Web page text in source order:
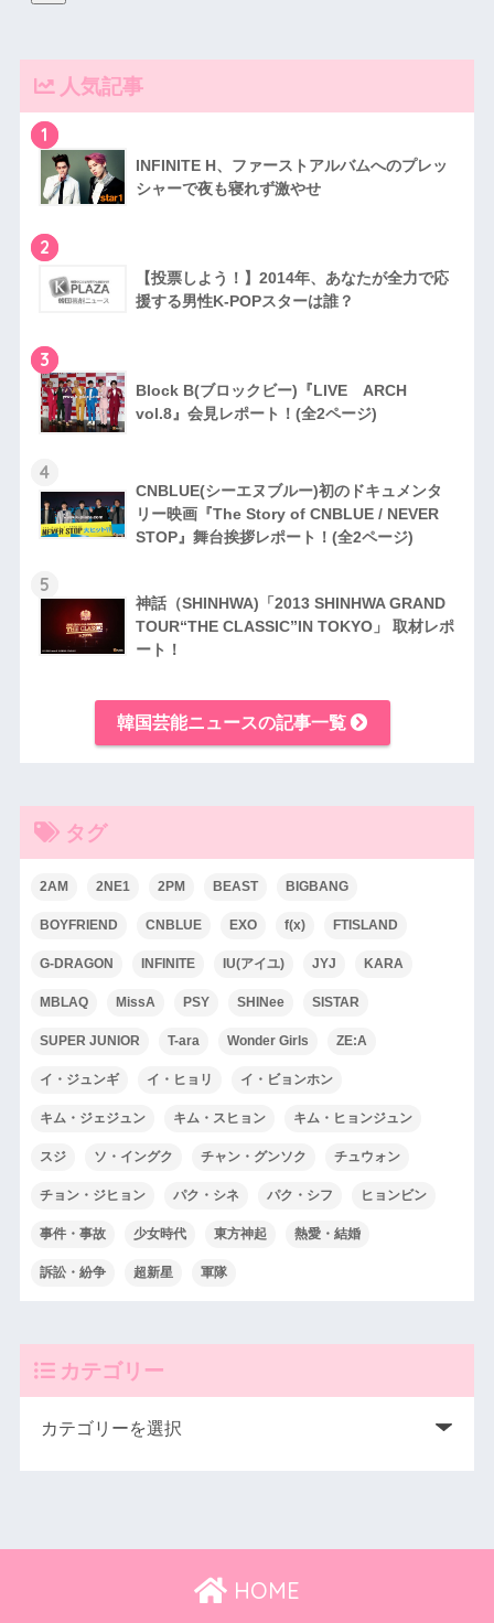
人気記事
1
INFINITE H、ファーストアルバムへのプレッ
シャーで夜も寝れず激やせ
2
【投票しよう！】2014年、あなたが全力で応
援する男性K-POPスターは誰？
3
Block B(ブロックビー)『LIVE ARCH
vol.8』会見レポート！(全2ページ)
4
CNBLUE(シーエヌブルー)初のドキュメンタ
リー映画『The Story of CNBLUE / NEVER
STOP』舞台挨拶レポート！(全2ページ)
5
神話（SHINHWA)「2013 SHINHWA GRAND
TOUR“THE CLASSIC”IN TOKYO」 取材レポ
ート！
韓国芸能ニュースの記事一覧
タグ
2AM 2NE1 2PM BEAST BIGBANG
BOYFRIEND CNBLUE EXO f(x) FTISLAND
G-DRAGON INFINITE IU(アイユ) JYJ KARA
MBLAQ MissA PSY SHINee SISTAR
SUPER JUNIOR T-ara Wonder Girls ZE:A
イ・ジュンギ イ・ヒョリ イ・ビョンホン
キム・ジェジュン キム・スヒョン キム・ヒョンジュン
スジ ソ・イングク チャン・グンソク チュウォン
チョン・ジヒョン パク・シネ パク・シフ ヒョンビン
事件・事故 少女時代 東方神起 熱愛・結婚
訴訟・紛争 超新星 軍隊
カテゴリー
HOME